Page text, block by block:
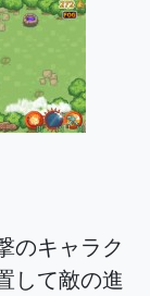
のキャラク
して敵の進